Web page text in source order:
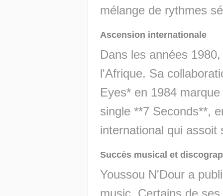
mélange de rythmes
Ascension internationale
Dans les années
l'Afrique. Sa
Eyes* en 1984
single **7 Seconds**,
international qui assoit
Succès musical et
Youssou N'Dour a